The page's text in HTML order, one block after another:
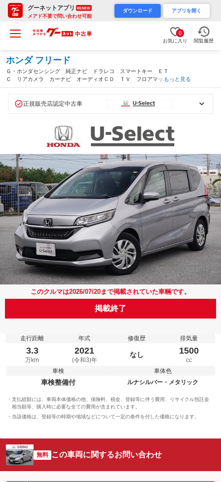
グーネットアプリ RENEW
メアド不要で問い合わせ可能
ダウンロード アプリを開く
0
お気に入り 閲覧履歴
ホンダ フリード
Ｇ・ホンダセンシング 純正ナビ ドラレコ スマートキー ＥＴ
Ｃ リアカメラ カーナビ オーディオＣＤ ＴＶ フロアマッ
ト ドアバイザー 両側スライドドア 防錆済 アイドリングＳ
もっと見る
正規販売店認定中古車
このクルマは2026/07/20まで掲載されていた車輛です。
掲載終了
走行距離
3.3
万km
年式
2021
(令和3)年
修復歴
なし
排気量
1500
cc
車検
車検整備付
車体色
ルナシルバー・メタリック
支払総額には、車両本体価格の他、保険料、税金、登録等に伴う費用、リサイクル預託金
相当額等、購入時に必要な全ての費用が含まれています。
当該価格は、登録等の時期や地域などについて一定の条件を付した価格になります。
無料 この車両に関するお問い合わせ